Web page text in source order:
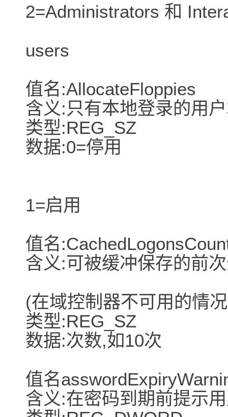
2=Administrators 和
users
值名:AllocateFloppies
含义:只有本地登录的用
类型:REG_SZ
数据:0=停用
1=启用
值名
含义:可被缓冲保存的前
(在域控制器不可用的情
类型:REG_SZ
数据:次数,如10次
值名
含义:在密码到期前提示